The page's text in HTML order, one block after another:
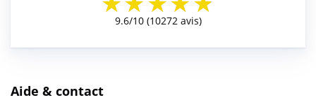
Aide & contact